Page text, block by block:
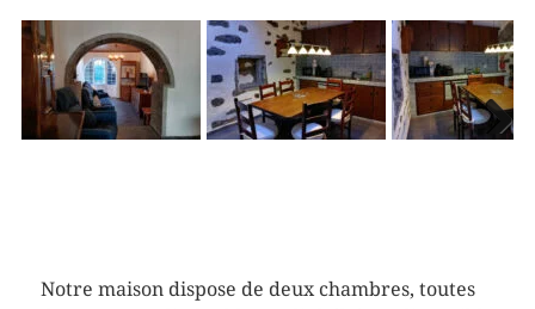
Notre maison dispose de deux chambres, toutes